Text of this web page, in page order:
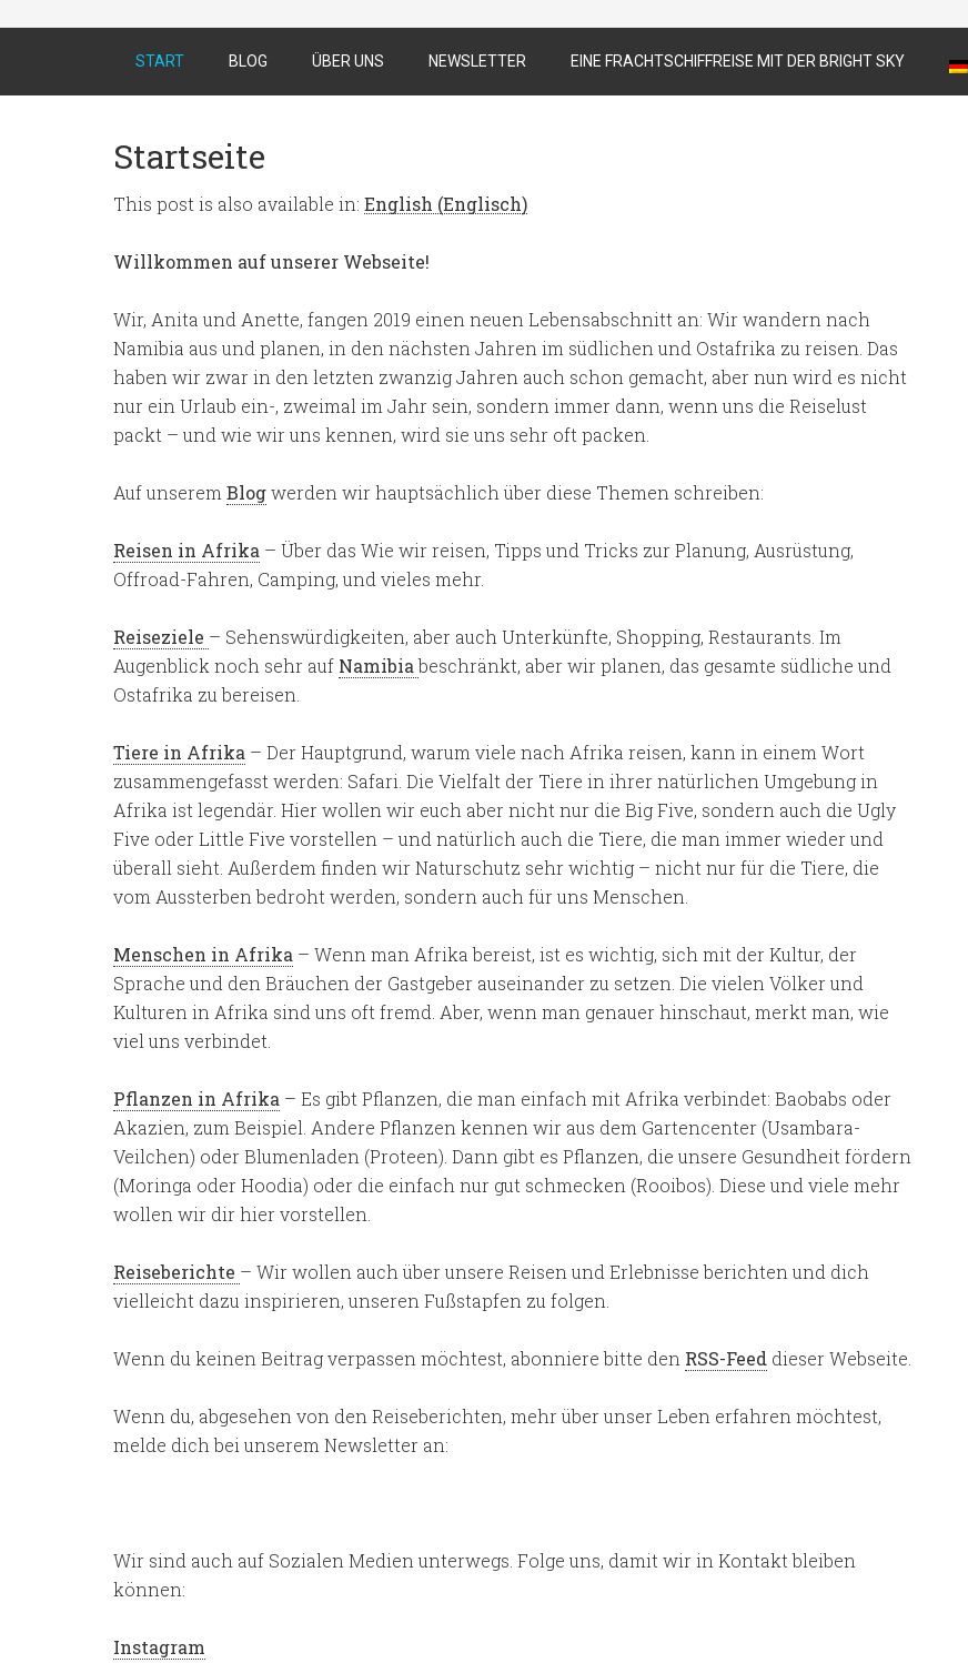
START BLOG ÜBER UNS NEWSLETTER EINE FRACHTSCHIFFREISE MIT DER BRIGHT SKY
Startseite
This post is also available in: English (Englisch)
Willkommen auf unserer Webseite!
Wir, Anita und Anette, fangen 2019 einen neuen Lebensabschnitt an: Wir wandern nach
Namibia aus und planen, in den nächsten Jahren im südlichen und Ostafrika zu reisen. Das
haben wir zwar in den letzten zwanzig Jahren auch schon gemacht, aber nun wird es nicht
nur ein Urlaub ein-, zweimal im Jahr sein, sondern immer dann, wenn uns die Reiselust
packt – und wie wir uns kennen, wird sie uns sehr oft packen.
Auf unserem Blogwerden wir hauptsächlich über diese Themen schreiben:
Reisen in Afrika – Über das Wie wir reisen, Tipps und Tricks zur Planung, Ausrüstung,
Offroad-Fahren, Camping, und vieles mehr.
Reiseziele – Sehenswürdigkeiten, aber auch Unterkünfte, Shopping, Restaurants. Im
Augenblick noch sehr auf Namibiabeschränkt, aber wir planen, das gesamte südliche und
Ostafrika zu bereisen.
Tiere in Afrika – Der Hauptgrund, warum viele nach Afrika reisen, kann in einem Wort
zusammengefasst werden: Safari. Die Vielfalt der Tiere in ihrer natürlichen Umgebung in
Afrika ist legendär. Hier wollen wir euch aber nicht nur die Big Five, sondern auch die Ugly
Five oder Little Five vorstellen – und natürlich auch die Tiere, die man immer wieder und
überall sieht. Außerdem finden wir Naturschutz sehr wichtig – nicht nur für die Tiere, die
vom Aussterben bedroht werden, sondern auch für uns Menschen.
Menschen in Afrika – Wenn man Afrika bereist, ist es wichtig, sich mit der Kultur, der
Sprache und den Bräuchen der Gastgeber auseinander zu setzen. Die vielen Völker und
Kulturen in Afrika sind uns oft fremd. Aber, wenn man genauer hinschaut, merkt man, wie
viel uns verbindet.
Pflanzen in Afrika – Es gibt Pflanzen, die man einfach mit Afrika verbindet: Baobabs oder
Akazien, zum Beispiel. Andere Pflanzen kennen wir aus dem Gartencenter (Usambara-
Veilchen) oder Blumenladen (Proteen). Dann gibt es Pflanzen, die unsere Gesundheit fördern
(Moringa oder Hoodia) oder die einfach nur gut schmecken (Rooibos). Diese und viele mehr
wollen wir dir hier vorstellen.
Reiseberichte – Wir wollen auch über unsere Reisen und Erlebnisse berichten und dich
vielleicht dazu inspirieren, unseren Fußstapfen zu folgen.
Wenn du keinen Beitrag verpassen möchtest, abonniere bitte den RSS-Feed dieser Webseite.
Wenn du, abgesehen von den Reiseberichten, mehr über unser Leben erfahren möchtest,
melde dich bei unserem Newsletter an:
Wir sind auch auf Sozialen Medien unterwegs. Folge uns, damit wir in Kontakt bleiben
können:
Instagram